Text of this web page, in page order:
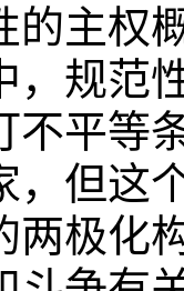
的主权
，规范
不平等
，但这
两极化